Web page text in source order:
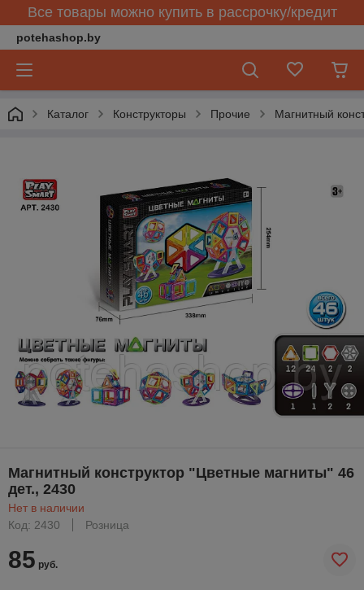
Все товары можно купить в рассрочку/кредит
potehashop.by
Каталог Конструкторы Прочие Магнитный
Магнитный конструктор "Цветные магниты" 46
дет., 2430
Нет в наличии
Код: 2430
Розница
85 руб.